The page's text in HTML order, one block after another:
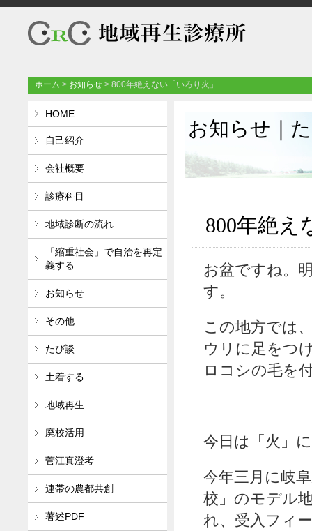
ホーム > お知らせ > 800年絶えない「いろり火」
お知らせ ｜
800年絶え
お盆ですね。
す。
この地方では
ウリに足をつ
ロコシの毛を
今日は「火」
今年三月に岐
校」のモデル
れ、受入フィ
HOME
自己紹介
会社概要
診療科目
地域診断の流れ
「縮重社会」で自治を再定
義する
お知らせ
その他
たび談
土着する
地域再生
廃校活用
菅江真澄考
連帯の農都共創
著述PDF